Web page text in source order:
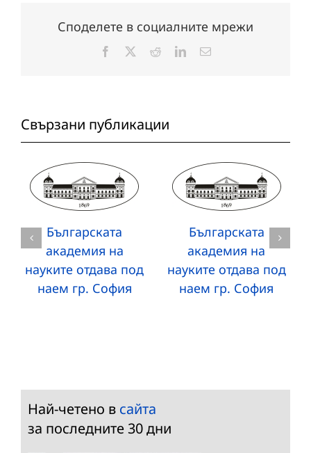
Споделете в социалните мрежи
Facebook RedditLinkedInЕлектронна
Свързани публикации
Българската
академия на
науките отдава под
наем гр. София
Българската
академия на
науките отдава под
наем гр. София
Най-четено в сайта
за последните 30 дни